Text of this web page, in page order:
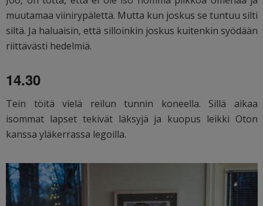
muutamaa viinirypälettä. Mutta kun joskus se tuntuu silti
siltä. Ja haluaisin, että silloinkin joskus kuitenkin syödään
riittävästi hedelmiä.
14.30
Tein töitä vielä reilun tunnin koneella. Sillä aikaa
isommat lapset tekivät läksyjä ja kuopus leikki Oton
kanssa yläkerrassa legoilla.